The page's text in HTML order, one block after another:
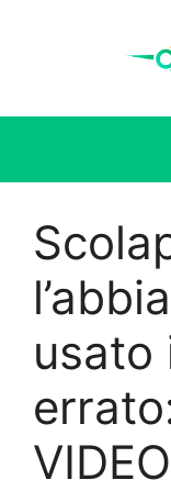
usato
VIDEO